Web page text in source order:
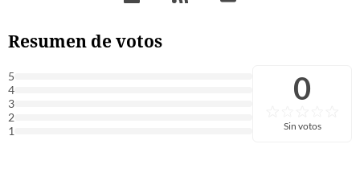
Resumen de votos
5
4
3
2
1
0
Sin votos